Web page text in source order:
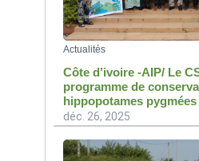
Actualités
Côte d’ivoire -AIP/ Le
programme de
hippopotames pygmées
déc. 26, 2025